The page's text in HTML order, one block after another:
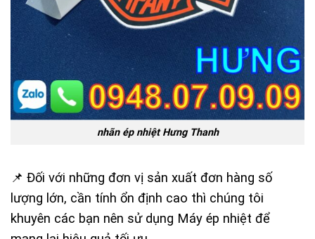
nhãn ép nhiệt Hưng Thanh
📌 Đối với những đơn vị sản xuất đơn hàng số
lượng lớn, cần tính ổn định cao thì chúng tôi
khuyên các bạn nên sử dụng Máy ép nhiệt để